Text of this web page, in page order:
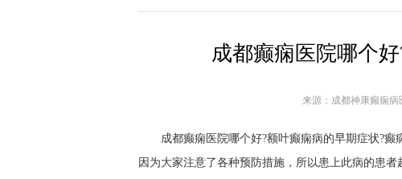
成都癫痫医院哪个
来源：成都神康癫痫病
成都癫痫医院哪个好?额叶癫痫病的早期症状?癫
因为大家注意了各种预防措施，所以患上此病的患